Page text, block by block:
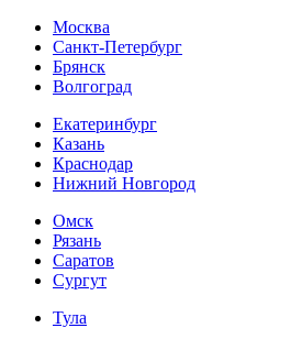
Москва
Санкт-Петербург
Брянск
Волгоград
Екатеринбург
Казань
Краснодар
Нижний Новгород
Омск
Рязань
Саратов
Сургут
Тула